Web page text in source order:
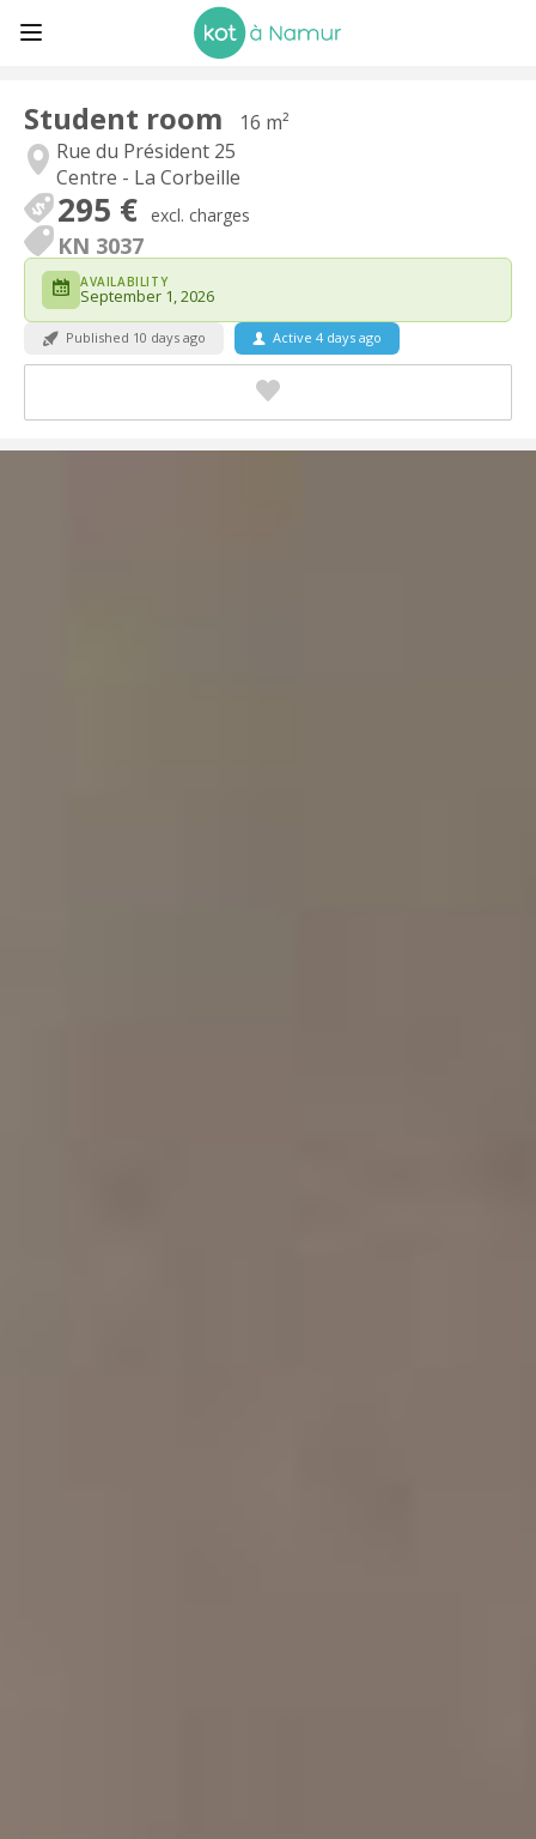
Student room
16 m²
Rue du Président 25
Centre - La Corbeille
295 € excl. charges
KN 3037
AVAILABILITY
September 1, 2026
Published 10 days ago Active 4 days ago